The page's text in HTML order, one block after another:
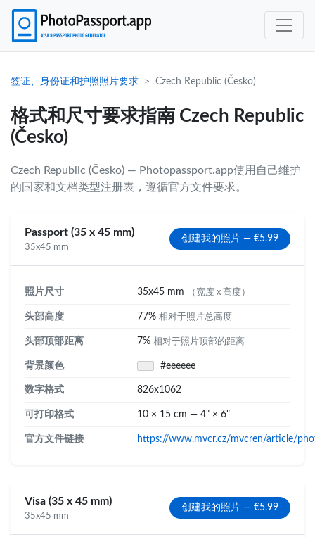
签证、身份证和护照照片要求 Czech Republic (Česko)
格式和尺寸要求指南 Czech Republic
(Česko)
Czech Republic (Česko) — Photopassport.app使用自己维护
的国家和文档类型注册表，遵循官方文件要求。
Passport (35 x 45 mm)
35x45 mm
创建我的照片 — €5.99
照片尺寸 35x45 mm （宽度 x 高度）
头部高度 77% 相对于照片总高度
头部顶部距离 7% 相对于照片顶部的距离
背景颜色 #eeeeee
数字格式 826x1062
可打印格式 10 × 15 cm — 4" × 6"
官方文件链接 https://www.mvcr.cz/mvcren/article/
Visa (35 x 45 mm)
35x45 mm
创建我的照片 — €5.99